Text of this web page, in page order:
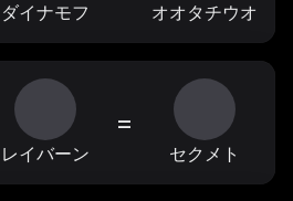
ダイナモフ オオタチウオ
レイバーン
=
セクメト